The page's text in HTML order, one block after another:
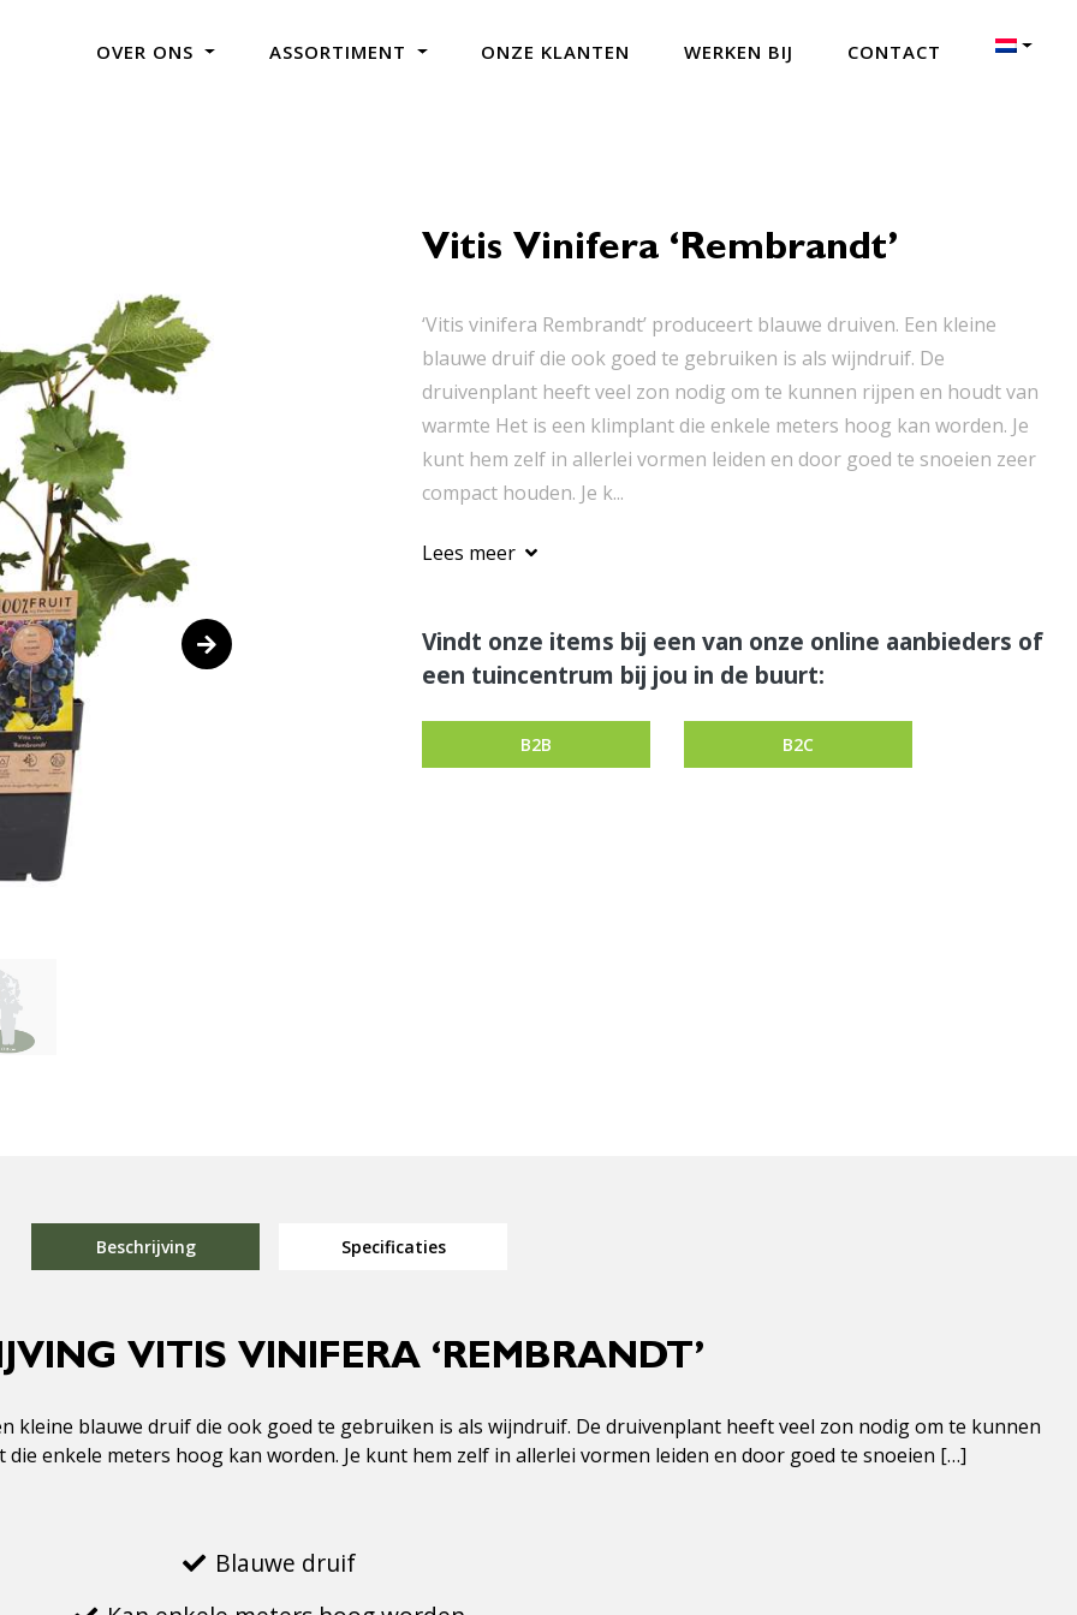
OVER ONS ASSORTIMENT ONZE KLANTEN WERKEN BIJ CONTACT
Vitis Vinifera ‘Rembrandt’
‘Vitis vinifera Rembrandt’ produceert blauwe druiven. Een kleine
blauwe druif die ook goed te gebruiken is als wijndruif. De
druivenplant heeft veel zon nodig om te kunnen rijpen en houdt van
warmte Het is een klimplant die enkele meters hoog kan worden. Je
kunt hem zelf in allerlei vormen leiden en door goed te snoeien zeer
compact houden. Je k...
Lees meer
Vindt onze items bij een van onze online aanbieders of
een tuincentrum bij jou in de buurt:
B2B B2C
Beschrijving Specificaties
VITIS VINIFERA ‘REMBRANDT’
kleine blauwe druif die ook goed te gebruiken is als wijndruif. De druivenplant heeft veel zon nodig om te kunnen
enkele meters hoog kan worden. Je kunt hem zelf in allerlei vormen leiden en door goed te snoeien […]
Blauwe druif